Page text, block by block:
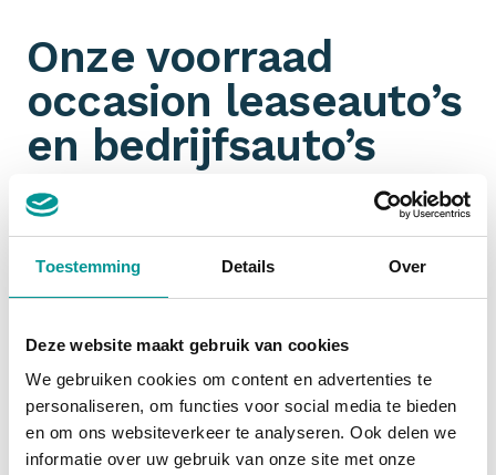
Toestemming Details Over
Deze website maakt gebruik van cookies
We gebruiken cookies om content en advertenties te
personaliseren, om functies voor social media te bieden
en om ons websiteverkeer te analyseren. Ook delen we
informatie over uw gebruik van onze site met onze
Onze voorraad
occasion leaseauto’s
en bedrijfsauto’s
Omdat wij aangesloten zijn bij talloze
partners
hebben wij een ongeëvenaarde voorraad aan jonge
ook nog eens gemakkelijk op
start dus bij De Lease Financier!
Financial lease occasion
Zakelijk een occasionfinancial leasen is slim. De